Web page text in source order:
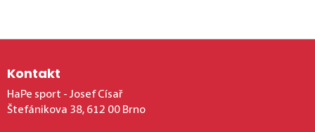
Zápatí
Kontakt
HaPe sport - Josef Císař
Štefánikova 38, 612 00 Brno